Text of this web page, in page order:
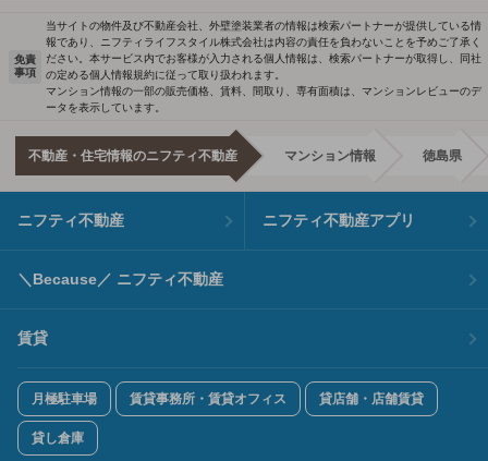
免責
事項
当サイトの物件及び不動産会社、外壁塗装業者の情報は検索パートナーが提供している情
報であり、ニフティライフスタイル株式会社は内容の責任を負わないことを予めご了承く
ださい。本サービス内でお客様が入力される個人情報は、検索パートナーが取得し、同社
の定める個人情報規約に従って取り扱われます。
マンション情報の一部の販売価格、賃料、間取り、専有面積は、マンションレビューのデ
ータを表示しています。
不動産・住宅情報のニフティ不動産 マンション情報 徳島県
ニフティ不動産 ニフティ不動産アプリ
＼Because／ ニフティ不動産
賃貸
月極駐車場 賃貸事務所・賃貸オフィス 貸店舗・店舗賃貸
貸し倉庫